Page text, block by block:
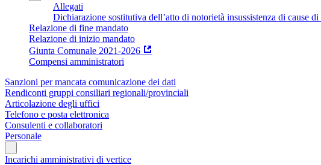
Allegati
Dichiarazione sostitutiva dell’atto di notorietà insussistenza di
Relazione di fine mandato
Relazione di inizio mandato
Giunta Comunale 2021-2026
Compensi amministratori
Sanzioni per mancata comunicazione dei dati
Rendiconti gruppi consiliari regionali/provinciali
Articolazione degli uffici
Telefono e posta elettronica
Consulenti e collaboratori
Personale
Incarichi amministrativi di vertice